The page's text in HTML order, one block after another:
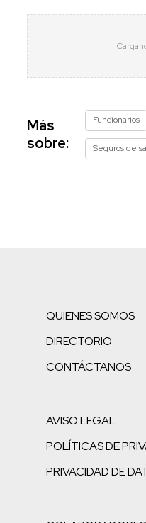
Más
sobre:
Funcionarios
Seguros de
QUIENES SOMOS
DIRECTORIO
CONTÁCTANOS
AVISO LEGAL
POLÍTICAS DE
PRIVACIDAD DE